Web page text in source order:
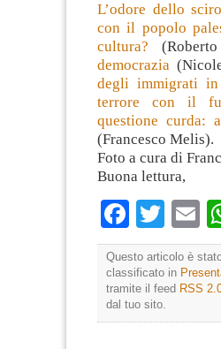
L’odore dello
con il popolo
cultura?
democrazia
degli immigrati
terrore con il
questione curda:
(Francesco Melis).
Foto a cura di
Buona lettura,
Questo articolo è
classificato in
tramite il feed RSS
dal tuo sito.